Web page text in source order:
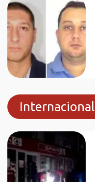
Internacional